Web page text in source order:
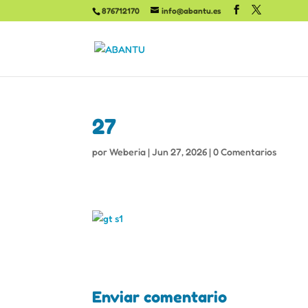
876712170 info@abantu.es
27
porWeberia|Jun 27, 2026|0 Comentarios
Enviar comentario